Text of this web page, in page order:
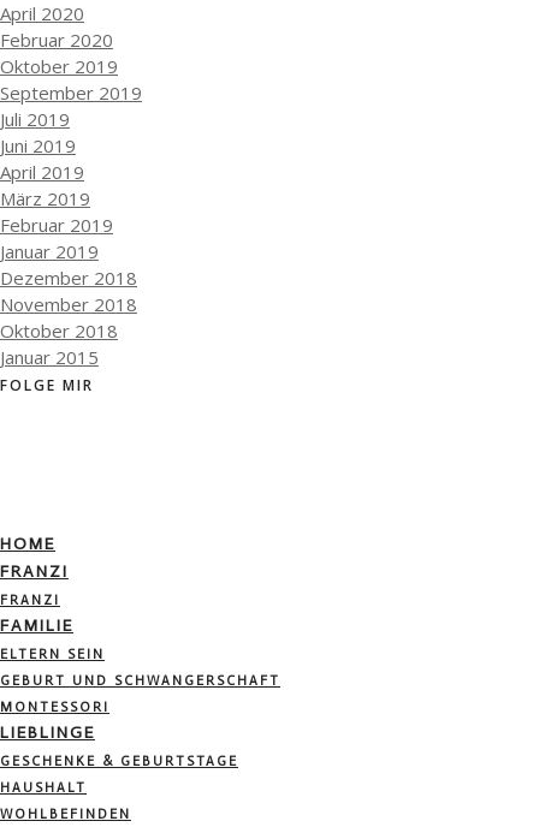
April 2020
Februar 2020
Oktober 2019
September 2019
Juli 2019
Juni 2019
April 2019
März 2019
Februar 2019
Januar 2019
Dezember 2018
November 2018
Oktober 2018
Januar 2015
FOLGE MIR
HOME
FRANZI
FRANZI
FAMILIE
ELTERN SEIN
GEBURT UND SCHWANGERSCHAFT
MONTESSORI
LIEBLINGE
GESCHENKE & GEBURTSTAGE
HAUSHALT
WOHLBEFINDEN